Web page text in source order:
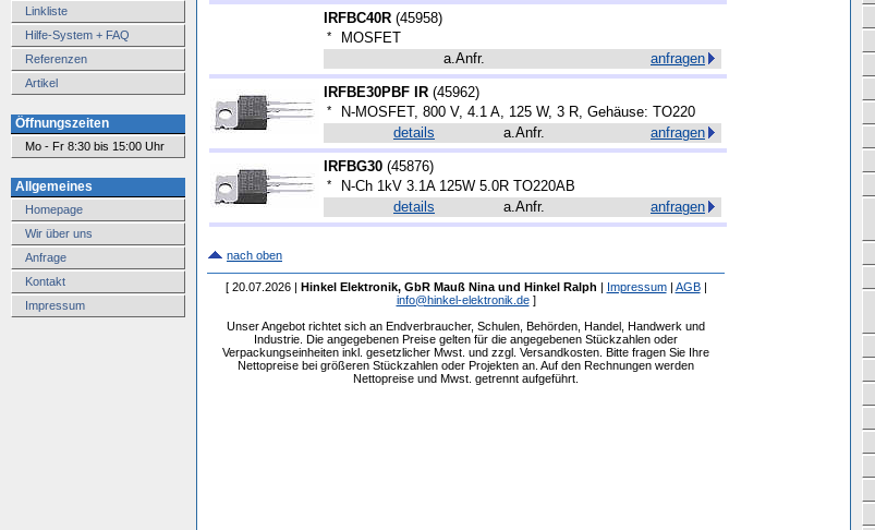
Linkliste
Hilfe-System + FAQ
Referenzen
Artikel
Öffnungszeiten
Mo - Fr 8:30 bis 15:00 Uhr
Allgemeines
Homepage
Wir über uns
Anfrage
Kontakt
Impressum
IRFBC40R (45958)
*
MOSFET
a.Anfr.
anfragen
IRFBE30PBF IR (45962)
*
N-MOSFET, 800 V, 4.1 A, 125 W, 3 R, Gehäuse: TO220
details
a.Anfr. anfragen
IRFBG30 (45876)
*
N-Ch 1kV 3.1A 125W 5.0R TO220AB
details
a.Anfr. anfragen
nach oben
[ 20.07.2026 | Hinkel Elektronik, GbR Mauß Nina und Hinkel Ralph | Impressum| AGB|
info@hinkel-elektronik.de]
Unser Angebot richtet sich an Endverbraucher, Schulen, Behörden, Handel, Handwerk und
Industrie. Die angegebenen Preise gelten für die angegebenen Stückzahlen oder
Verpackungseinheiten inkl. gesetzlicher Mwst. und zzgl. Versandkosten. Bitte fragen Sie Ihre
Nettopreise bei größeren Stückzahlen oder Projekten an. Auf den Rechnungen werden
Nettopreise und Mwst. getrennt aufgeführt.